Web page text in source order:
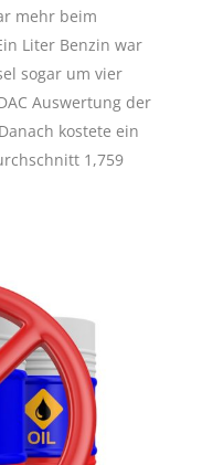
mehr beim
Liter Benzin war
sogar um vier
Auswertung der
kostete ein
1,759